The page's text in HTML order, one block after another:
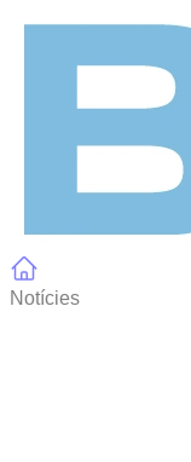
Notícies